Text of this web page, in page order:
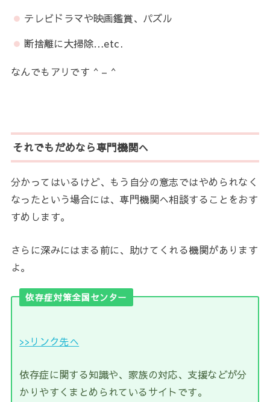
テレビドラマや映画鑑賞、パズル
断捨離に大掃除…etc.
なんでもアリです ^ – ^
それでもだめなら専門機関へ
分かってはいるけど、もう自分の意志ではやめられなく
なったという場合には、専門機関へ相談することをおす
すめします。
さらに深みにはまる前に、助けてくれる機関があります
よ。
依存症対策全国センター
>>リンク先へ
依存症に関する知識や、家族の対応、支援などが分
かりやすくまとめられているサイトです。